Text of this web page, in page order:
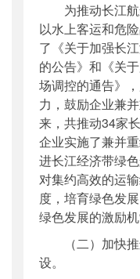
为推动长江
以水上客运和危
了《关于加强长
的公告》和《关
场调控的通告》
力，鼓励企业兼
来，共推动34家
企业实施了兼并
进长江经济带绿
对集约高效的运
度，培育绿色发
绿色发展的激励机
（二）加快
设。